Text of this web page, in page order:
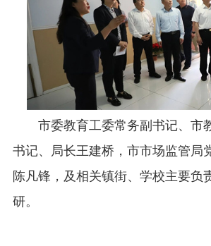
市委教育工委常务副书记、市
书记、局长王建桥，市市场监管局
陈凡锋，及相关镇街、学校主要负
研。